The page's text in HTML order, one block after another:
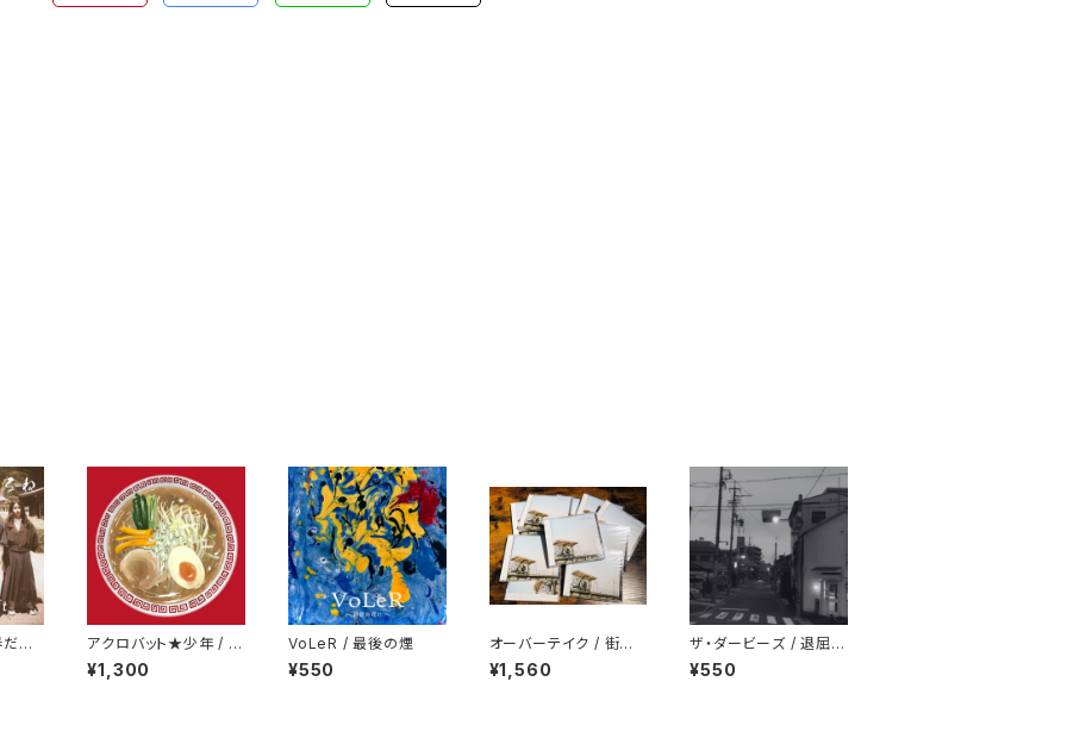
ね、
アクロバット★少年 / チ
ャーラーセット
¥1,300
VoLeR / 最後の煙
¥550
オーバーテイク / 街角
リズム
¥1,560
ザ・ダービーズ / 退屈な
日々にも花束を
¥550